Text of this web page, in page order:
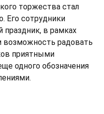
торжества стал
Его сотрудники
праздник, в рамках
возможность радовать
приятными
одного обозначения